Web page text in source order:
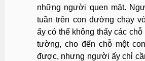
những người quen mặt.
tuần trên con đường chạy
ấy có thể không thấy các
tường, cho đến chỗ một
được, nhưng người ấy chỉ